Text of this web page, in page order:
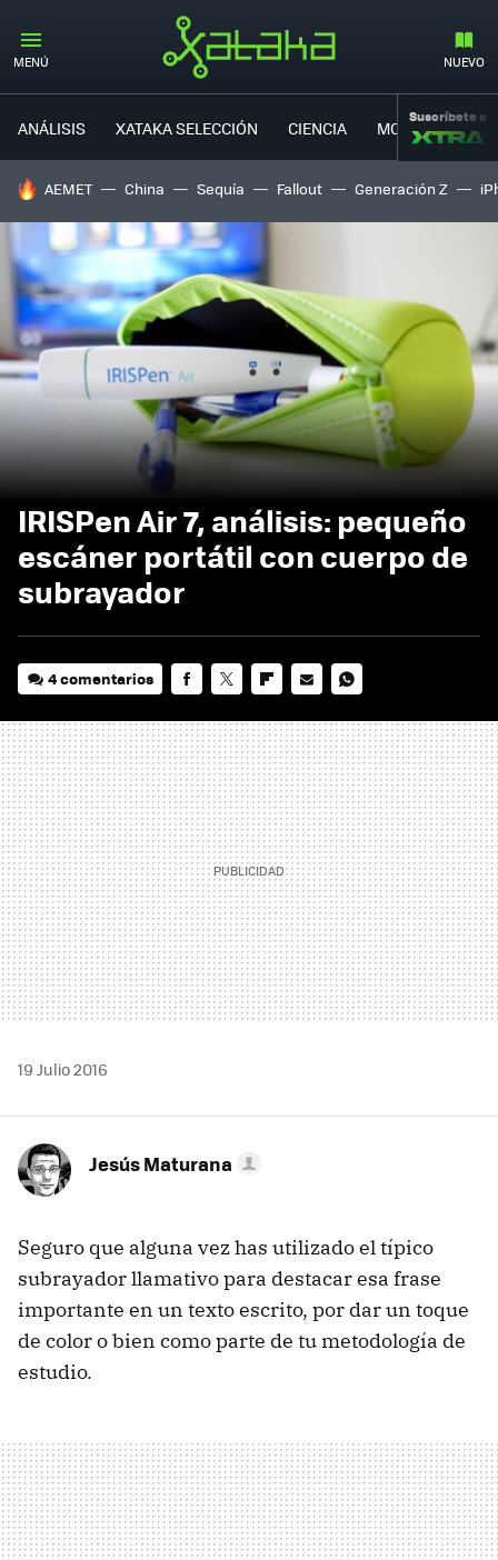
MENÚ NUEVO
ANÁLISIS XATAKA SELECCIÓN CIENCIA MOVILIDAD
Suscríbete a
HOY SE HABLA DE
AEMET China Sequía Fallout Generación Z
IRISPen Air 7, análisis: pequeño
escáner portátil con cuerpo de
subrayador
4 comentarios
MAIL
19 Julio 2016
Jesús Maturana
Seguro que alguna vez has utilizado el típico
subrayador llamativo para destacar esa frase
importante en un texto escrito, por dar un toque
de color o bien como parte de tu metodología de
estudio.